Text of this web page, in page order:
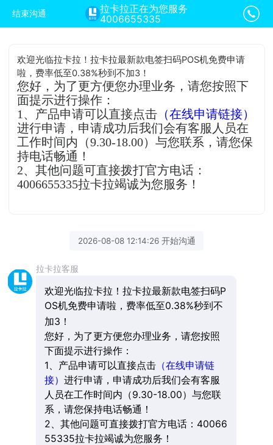
结束沟通
拉卡拉正在为您服务
4006655335
欢迎光临拉卡拉！拉卡拉最新款电签扫码POS机免费申请
啦，费率低至0.38%秒到不加3！
您好，为了更方便您办理业务，请您按照下
面提示进行操作：
1、产品申请可以直接点击 （在线申请链接）
进行申请，申请成功后我们会有客服人员在
工作时间内（9.30-18.00）与您联系，请您保
持电话畅通！
2、其他问题可直接拨打官方电话：
4006655335拉卡拉竭诚为您服务！
2026-08-08 12:14:26 开始沟通
拉卡拉客服
欢迎光临拉卡拉！拉卡拉最新款电签扫码P
OS机免费申请啦，费率低至0.38%秒到不
加3！
您好，为了更方便您办理业务，请您按照
下面提示进行操作：
1、产品申请可以直接点击（在线申请链
接） 进行申请，申请成功后我们会有客服
人员在工作时间内（9.30-18.00）与您联
系，请您保持电话畅通！
2、其他问题可直接拨打官方电话：40066
55335拉卡拉竭诚为您服务！